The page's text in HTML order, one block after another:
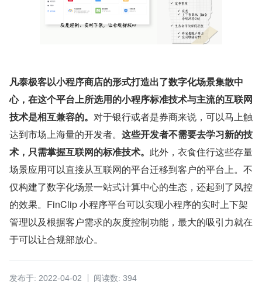
凡泰极客以小程序商店的形式打造出了数字化场景集散中
心，在这个平台上所选用的小程序标准技术与主流的互联网
技术是相互兼容的。 对于银行或者是券商来说，可以马上触
达到市场上海量的开发者。 这些开发者不需要去学习新的技
术，只需掌握互联网的标准技术。 此外，衣食住行这些存量
场景应用可以直接从互联网的平台迁移到客户的平台上。不
仅构建了数字化场景一站式计算中心的生态，还起到了风控
的效果。FinClip 小程序平台可以实现小程序的实时上下架
管理以及根据客户需求的灰度控制功能，最大的吸引力就在
于可以让合规部放心。
发布于: 2022-04-02 阅读数: 394